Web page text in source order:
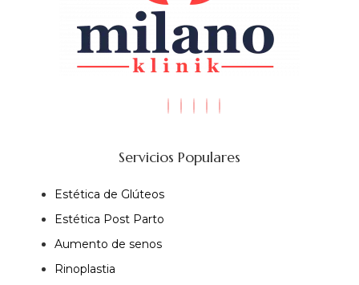
Servicios Populares
Estética de Glúteos
Estética Post Parto
Aumento de senos
Rinoplastia